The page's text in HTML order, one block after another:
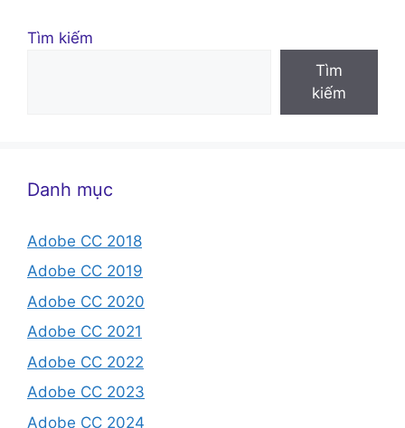
Tìm kiếm
Tìm
kiếm
Danh mục
Adobe CC 2018
Adobe CC 2019
Adobe CC 2020
Adobe CC 2021
Adobe CC 2022
Adobe CC 2023
Adobe CC 2024